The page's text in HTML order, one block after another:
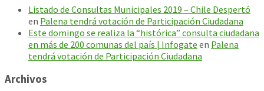
Listado de Consultas Municipales 2019 – Chile Despertó
en Palena tendrá votación de Participación Ciudadana
Este domingo se realiza la “histórica” consulta ciudadana
en más de 200 comunas del país | Infogate en Palena
tendrá votación de Participación Ciudadana
Archivos